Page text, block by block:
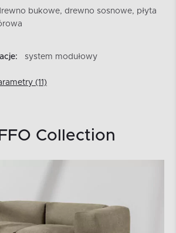
bukowe, drewno sosnowe, płyta
system modułowy
(11)
Collection